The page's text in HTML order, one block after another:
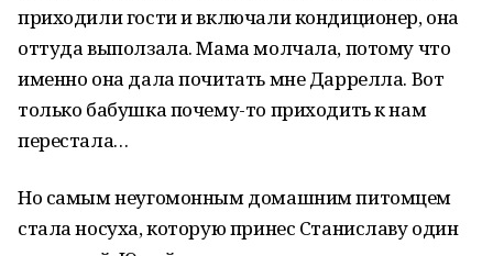
приходили гости и включали кондиционер, она
оттуда выползала. Мама молчала, потому что
именно она дала почитать мне Даррелла. Вот
только бабушка почему-то приходить к нам
перестала…
Но самым неугомонным домашним питомцем
стала носуха, которую принес Станиславу один